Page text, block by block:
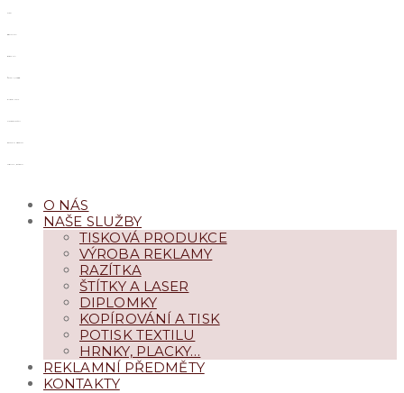
TISK
REKLAMA
RAZÍTKA
ŠTÍTKY, LASER
DIPLOMKY
KOPÍROVÁNÍ
POTISK TEXTILU
HRNKY, PLACKY…
O NÁS
NAŠE SLUŽBY
TISKOVÁ PRODUKCE
VÝROBA REKLAMY
RAZÍTKA
ŠTÍTKY A LASER
DIPLOMKY
KOPÍROVÁNÍ A TISK
POTISK TEXTILU
HRNKY, PLACKY…
REKLAMNÍ PŘEDMĚTY
KONTAKTY